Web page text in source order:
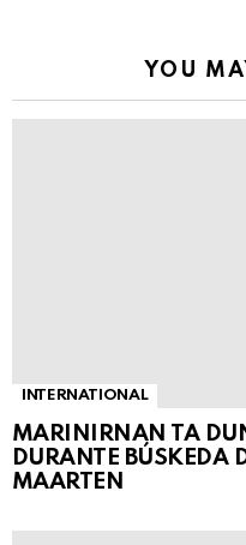
YOU
INTERNATIONAL
MARINIRNAN TA
DURANTE BÚSKEDA
MAARTEN